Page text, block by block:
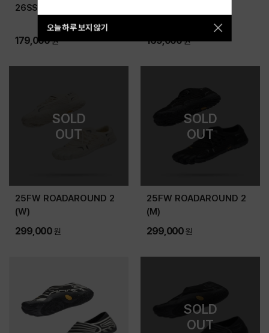
26SS KSO EVO (W)
179,000원 169,000원
SOLD
OUT
25FW ROADAROUND 2
(W)
299,000원
SOLD
OUT
25FW ROADAROUND 2
(M)
299,000원
SOLD
OUT
오늘 하루 보지 않기
기